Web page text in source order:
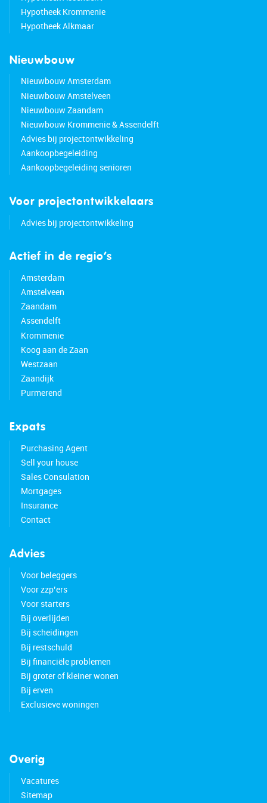
Hypotheek Krommenie
Hypotheek Alkmaar
Nieuwbouw
Nieuwbouw Amsterdam
Nieuwbouw Amstelveen
Nieuwbouw Zaandam
Nieuwbouw Krommenie & Assendelft
Advies bij projectontwikkeling
Aankoopbegeleiding
Aankoopbegeleiding senioren
Voor projectontwikkelaars
Advies bij projectontwikkeling
Actief in de regio’s
Amsterdam
Amstelveen
Zaandam
Assendelft
Krommenie
Koog aan de Zaan
Westzaan
Zaandijk
Purmerend
Expats
Purchasing Agent
Sell your house
Sales Consulation
Mortgages
Insurance
Contact
Advies
Voor beleggers
Voor zzp’ers
Voor starters
Bij overlijden
Bij scheidingen
Bij restschuld
Bij financiële problemen
Bij groter of kleiner wonen
Bij erven
Exclusieve woningen
Overig
Vacatures
Sitemap